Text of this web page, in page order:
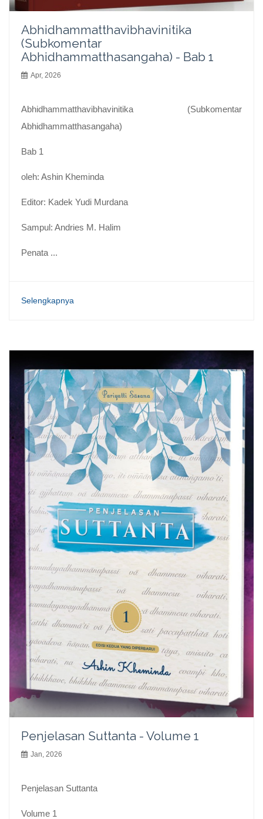
Abhidhammatthavibhavinitika
(Subkomentar
Abhidhammatthasangaha) - Bab 1
Apr, 2026
Abhidhammatthavibhavinitika (Subkomentar
Abhidhammatthasangaha)
Bab 1
oleh: Ashin Kheminda
Editor: Kadek Yudi Murdana
Sampul: Andries M. Halim
Penata ...
Selengkapnya
Penjelasan Suttanta - Volume 1
Jan, 2026
Penjelasan Suttanta
Volume 1